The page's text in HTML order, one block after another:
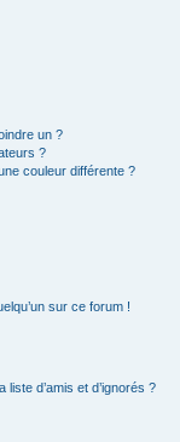
un ?
?
couleur différente ?
sur ce forum !
d’amis et d’ignorés ?